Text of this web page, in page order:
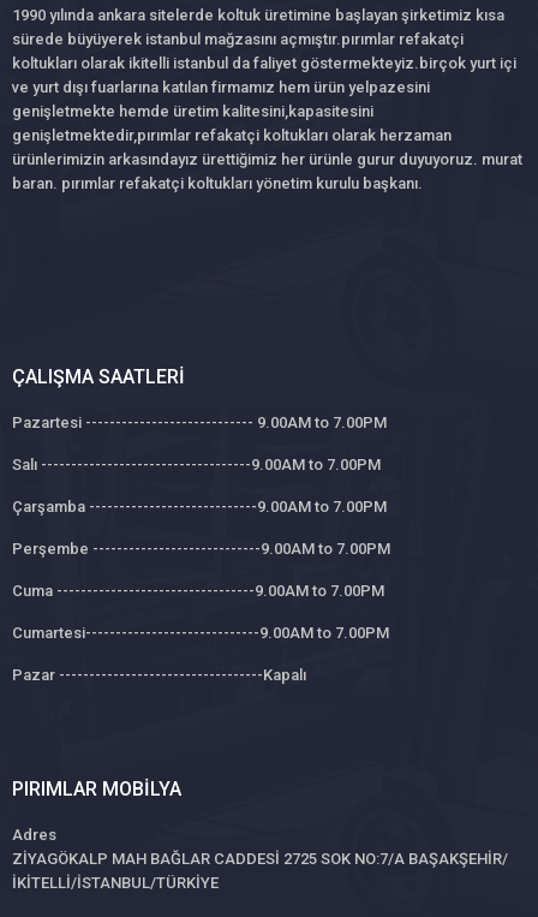
1990 yılında ankara sitelerde koltuk üretimine başlayan şirketimiz kısa
sürede büyüyerek istanbul mağzasını açmıştır.pırımlar refakatçi
koltukları olarak ikitelli istanbul da faliyet göstermekteyiz.birçok yurt içi
ve yurt dışı fuarlarına katılan firmamız hem ürün yelpazesini
genişletmekte hemde üretim kalitesini,kapasitesini
genişletmektedir,pırımlar refakatçi koltukları olarak herzaman
ürünlerimizin arkasındayız ürettiğimiz her ürünle gurur duyuyoruz. murat
baran. pırımlar refakatçi koltukları yönetim kurulu başkanı.
ÇALIŞMA SAATLERI
Pazartesi ---------------------------- 9.00AM to 7.00PM
Salı -----------------------------------9.00AM to 7.00PM
Çarşamba ----------------------------9.00AM to 7.00PM
Perşembe ----------------------------9.00AM to 7.00PM
Cuma ---------------------------------9.00AM to 7.00PM
Cumartesi-----------------------------9.00AM to 7.00PM
Pazar ----------------------------------Kapalı
PIRIMLAR MOBILYA
Adres
ZİYAGÖKALP MAH BAĞLAR CADDESİ 2725 SOK NO:7/A BAŞAKŞEHİR/
İKİTELLİ/İSTANBUL/TÜRKİYE